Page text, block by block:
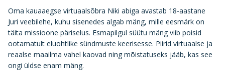
Oma kauaaegse virtuaalsõbra Niki abiga avastab 18-aastane
Juri veebilehe, kuhu sisenedes algab mäng, mille eesmärk on
täita missioone päriselus. Esmapilgul süütu mäng viib poisid
ootamatult eluohtlike sündmuste keerisesse. Piirid virtuaalse ja
reaalse maailma vahel kaovad ning mõistatuseks jääb, kas see
ongi üldse enam mäng.